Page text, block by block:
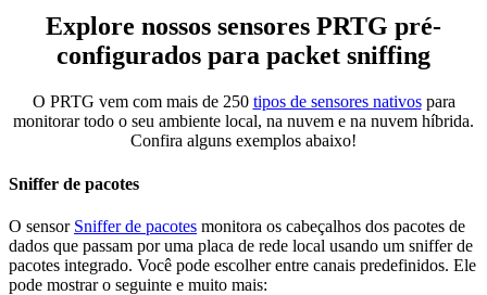
Explore nossos sensores PRTG pré-
configurados para packet sniffing
O PRTG vem com mais de 250 tipos de sensores nativospara
monitorar todo o seu ambiente local, na nuvem e na nuvem híbrida.
Confira alguns exemplos abaixo!
Sniffer de pacotes
O sensor Sniffer de pacotes monitora os cabeçalhos dos pacotes de
dados que passam por uma placa de rede local usando um sniffer de
pacotes integrado. Você pode escolher entre canais predefinidos. Ele
pode mostrar o seguinte e muito mais: